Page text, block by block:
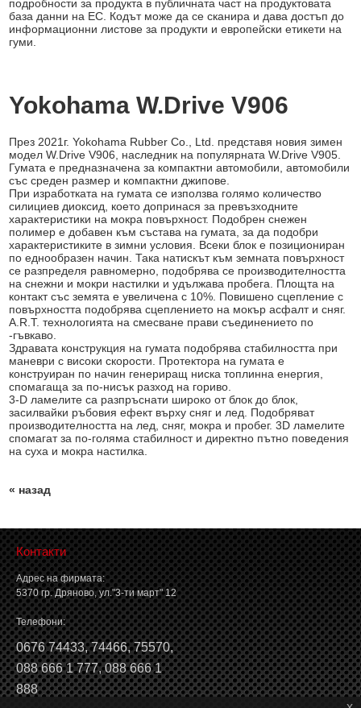
подробности за продукта в публичната част на продуктовата
база данни на ЕС. Кодът може да се сканира и дава достъп до
информационни листове за продукти и европейски етикети на
гуми.
Yokohama W.Drive V906
През 2021г. Yokohama Rubber Co., Ltd. представя новия зимен
модел W.Drive V906, наследник на популярната W.Drive V905.
Гумата е предназначена за компактни автомобили, автомобили
със среден размер и компактни джипове.
При изработката на гумата се използва голямо количество
силициев диоксид, което допринася за превъзходните
характеристики на мокра повърхност. Подобрен снежен
полимер е добавен към състава на гумата, за да подобри
характеристиките в зимни условия. Всеки блок е позициониран
по еднообразен начин. Така натискът към земната повърхност
се разпределя равномерно, подобрява се производителността
на снежни и мокри настилки и удължава пробега. Площта на
контакт със земята е увеличена с 10%. Повишено сцепление с
повърхността подобрява сцеплението на мокър асфалт и сняг.
A.R.T. технологията на смесване прави съединението по
-гъвкаво.
Здравата конструкция на гумата подобрява стабилността при
маневри с високи скорости. Протектора на гумата е
конструиран по начин генериращ ниска топлинна енергия,
спомагаща за по-нисък разход на гориво.
3-D ламелите са разпръснати широко от блок до блок,
засилвайки ръбовия ефект върху сняг и лед. Подобряват
производителността на лед, сняг, мокра и пробег. 3D ламелите
спомагат за по-голяма стабилност и директно пътно поведения
на суха и мокра настилка.
« назад
Контакти
Адрес на фирмата:
5370 гр. Дряново, ул."3-ти март" 12
Телефони:
0676 74433,74466,75570,
088 666 1 777,088 666 1
888